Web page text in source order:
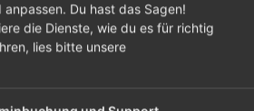
Du hast das Sagen!
die Dienste, wie du es für richtig
lies bitte unsere